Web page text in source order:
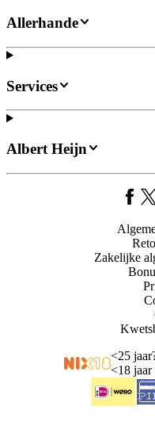
Allerhande
Services
Albert Heijn
Zakelijke
<25
<18